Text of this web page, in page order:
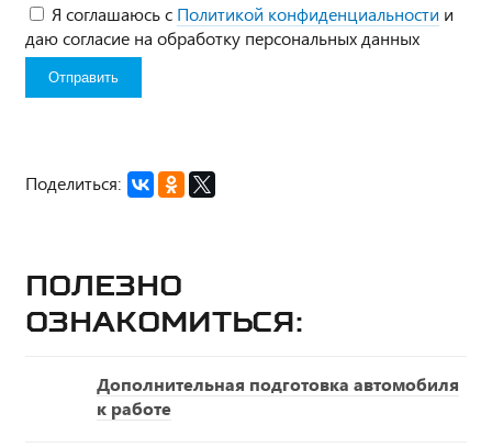
Я соглашаюсь с Политикой конфиденциальности и
даю согласие на обработку персональных данных
Поделиться:
Полезно
ознакомиться:
Дополнительная подготовка автомобиля
к работе